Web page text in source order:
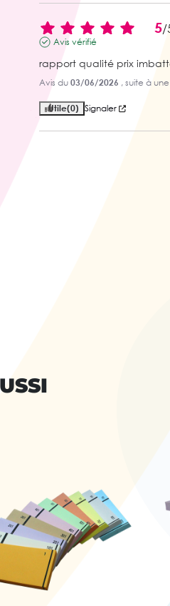
5/
Avis vérifié
rapport qualité prix
Avis du 03/06/2026 , suite à
Utile(0) Signaler